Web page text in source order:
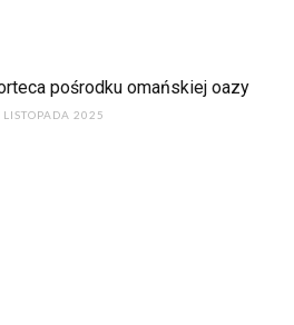
pośrodku omańskiej oazy
2025